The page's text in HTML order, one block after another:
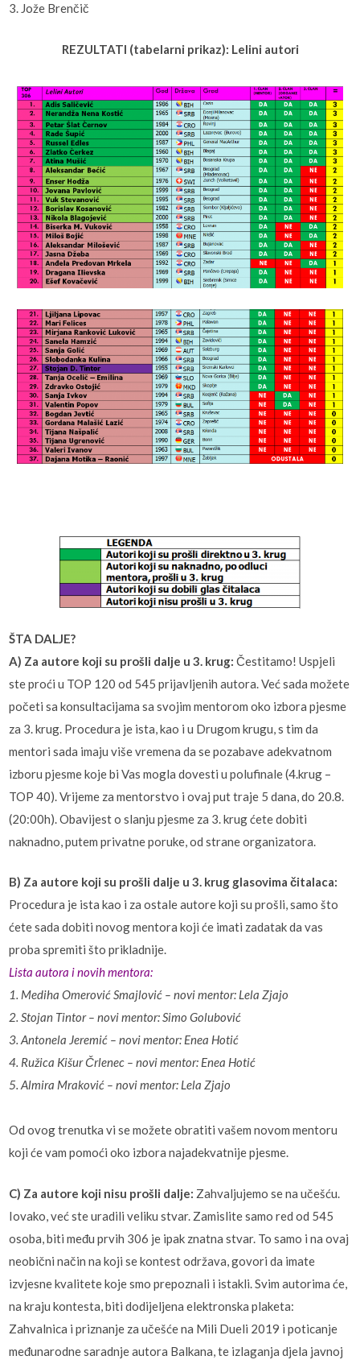
3. Jože Brenčič
REZULTATI (tabelarni prikaz): Lelini autori
ŠTA DALJE?
A) Za autore koji su prošli dalje u 3. krug: Čestitamo! Uspjeli
ste proći u TOP 120 od 545 prijavljenih autora. Već sada možete
početi sa konsultacijama sa svojim mentorom oko izbora pjesme
za 3. krug. Procedura je ista, kao i u Drugom krugu, s tim da
mentori sada imaju više vremena da se pozabave adekvatnom
izboru pjesme koje bi Vas mogla dovesti u polufinale (4.krug –
TOP 40). Vrijeme za mentorstvo i ovaj put traje 5 dana, do 20.8.
(20:00h). Obavijest o slanju pjesme za 3. krug ćete dobiti
naknadno, putem privatne poruke, od strane organizatora.
B) Za autore koji su prošli dalje u 3. krug glasovima čitalaca:
Procedura je ista kao i za ostale autore koji su prošli, samo što
ćete sada dobiti novog mentora koji će imati zadatak da vas
proba spremiti što prikladnije.
Lista autora i novih mentora:
1. Mediha Omerović Smajlović – novi mentor: Lela Zjajo
2. Stojan Tintor – novi mentor: Simo Golubović
3. Antonela Jeremić – novi mentor: Enea Hotić
4. Ružica Kišur Črlenec – novi mentor: Enea Hotić
5. Almira Mraković – novi mentor: Lela Zjajo
Od ovog trenutka vi se možete obratiti vašem novom mentoru
koji će vam pomoći oko izbora najadekvatnije pjesme.
C) Za autore koji nisu prošli dalje: Zahvaljujemo se na učešću.
Iovako, već ste uradili veliku stvar. Zamislite samo red od 545
osoba, biti među prvih 306 je ipak znatna stvar. To samo i na ovaj
neobični način na koji se kontest održava, govori da imate
izvjesne kvalitete koje smo prepoznali i istakli. Svim autorima će,
na kraju kontesta, biti dodijeljena elektronska plaketa:
Zahvalnica i priznanje za učešće na Mili Dueli 2019 i poticanje
međunarodne saradnje autora Balkana, te izlaganja djela javnoj